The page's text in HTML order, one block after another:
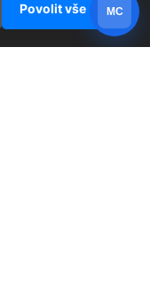
Povolit vše MC